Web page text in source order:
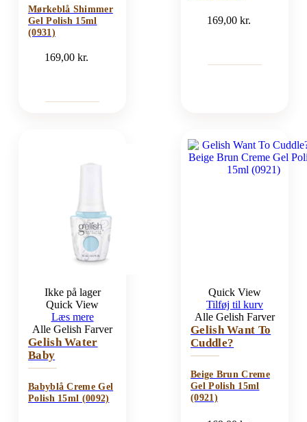
Mørkeblå Shimmer
Gel Polish 15ml
(0931)
169,00kr.
169,00kr.
Ikke på lager
Quick View
Læs mere
Alle Gelish Farver
Gelish Water
Baby
Babyblå Creme Gel
Polish 15ml (0092)
Quick View
Tilføj til kurv
Alle Gelish Farver
Gelish Want To
Cuddle?
Beige Brun Creme
Gel Polish 15ml
(0921)